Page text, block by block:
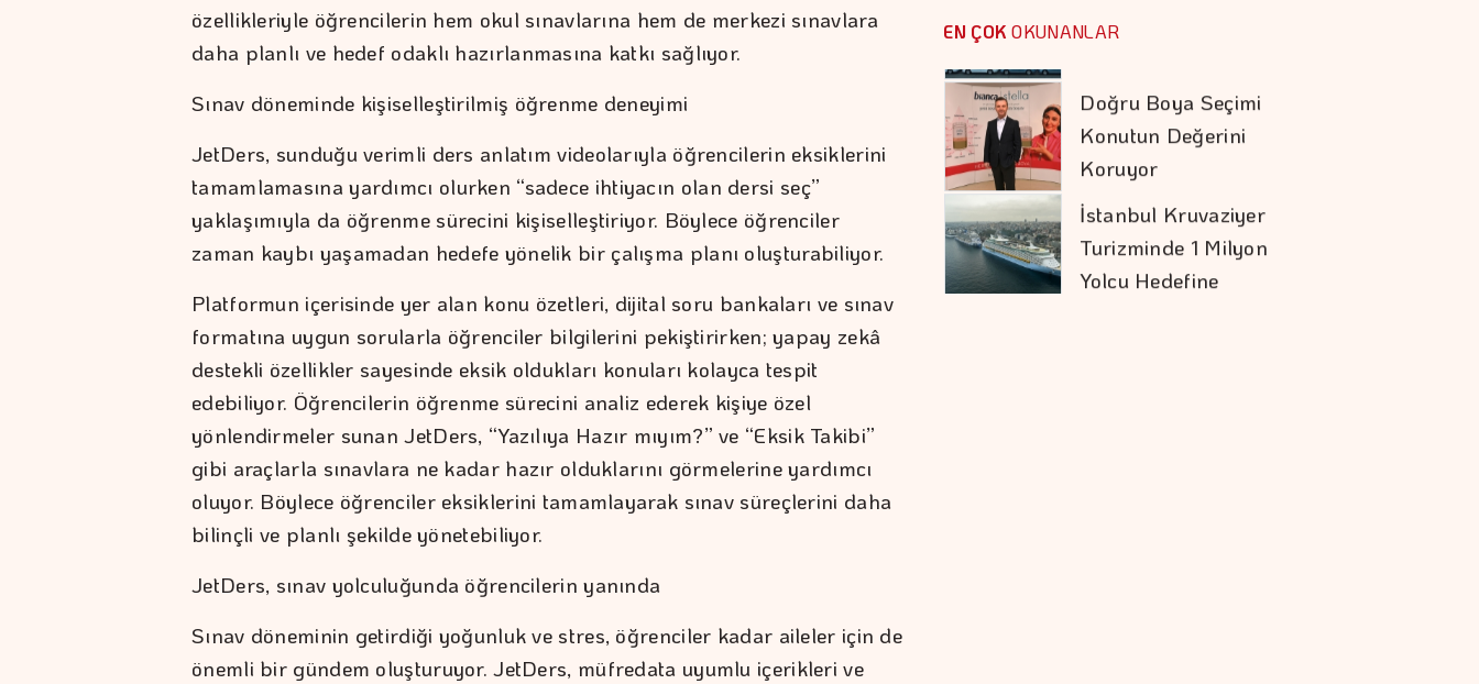
özellikleriyle öğrencilerin hem okul sınavlarına hem de merkezi sınavlara
daha planlı ve hedef odaklı hazırlanmasına katkı sağlıyor.
Sınav döneminde kişiselleştirilmiş öğrenme deneyimi
JetDers, sunduğu verimli ders anlatım videolarıyla öğrencilerin eksiklerini
tamamlamasına yardımcı olurken “sadece ihtiyacın olan dersi seç”
yaklaşımıyla da öğrenme sürecini kişiselleştiriyor. Böylece öğrenciler
zaman kaybı yaşamadan hedefe yönelik bir çalışma planı oluşturabiliyor.
Platformun içerisinde yer alan konu özetleri, dijital soru bankaları ve sınav
formatına uygun sorularla öğrenciler bilgilerini pekiştirirken; yapay zekâ
destekli özellikler sayesinde eksik oldukları konuları kolayca tespit
edebiliyor. Öğrencilerin öğrenme sürecini analiz ederek kişiye özel
yönlendirmeler sunan JetDers, “Yazılıya Hazır mıyım?” ve “Eksik Takibi”
gibi araçlarla sınavlara ne kadar hazır olduklarını görmelerine yardımcı
oluyor. Böylece öğrenciler eksiklerini tamamlayarak sınav süreçlerini daha
bilinçli ve planlı şekilde yönetebiliyor.
JetDers, sınav yolculuğunda öğrencilerin yanında
Sınav döneminin getirdiği yoğunluk ve stres, öğrenciler kadar aileler için de
önemli bir gündem oluşturuyor. JetDers, müfredata uyumlu içerikleri ve
EN ÇOK OKUNANLARMilyar Dolar Oldu
Doğru Boya Seçimi
Konutun Değerini
Koruyor
İstanbul Kruvaziyer
Turizminde 1 Milyon
Yolcu Hedefine